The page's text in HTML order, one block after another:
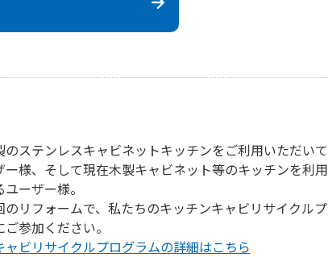
のステンレスキャビネットキッチンをご利用いただいて
ー様、そして現在木製キャビネット等のキッチンを利用
ーザー様。
のリフォームで、私たちのキッチンキャビリサイクルプ
参加ください。
ャビリサイクルプログラムの詳細はこちら